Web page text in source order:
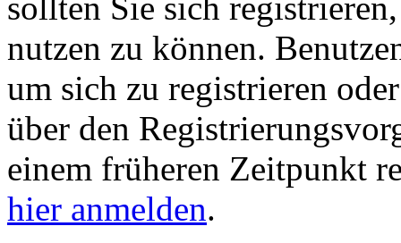
nutzen zu können.
um sich zu registrieren
über den
einem früheren Zeitpunkt
hier anmelden.